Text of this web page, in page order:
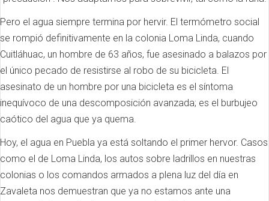
Pero el agua siempre termina por hervir. El termómetro social
se rompió definitivamente en la colonia Loma Linda, cuando
Cuitláhuac, un hombre de 63 años, fue asesinado a balazos por
el único pecado de resistirse al robo de su bicicleta. El
asesinato de un hombre por una bicicleta es el síntoma
inequívoco de una descomposición avanzada; es el burbujeo
caótico del agua que ya quema.
Hoy, el agua en Puebla ya está soltando el primer hervor. Casos
como el de Loma Linda, los autos sobre ladrillos en nuestras
colonias o los comandos armados a plena luz del día en
Zavaleta nos demuestran que ya no estamos ante una